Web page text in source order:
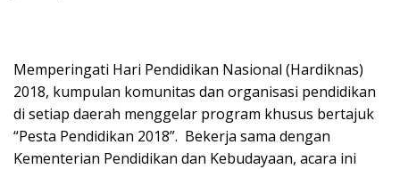
Memperingati Hari Pendidikan Nasional (Hardiknas)
2018, kumpulan komunitas dan organisasi pendidikan
di setiap daerah menggelar program khusus bertajuk
“Pesta Pendidikan 2018”. Bekerja sama dengan
Kementerian Pendidikan dan Kebudayaan, acara ini